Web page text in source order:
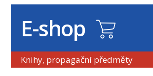
E-shop
Knihy, propagační předměty